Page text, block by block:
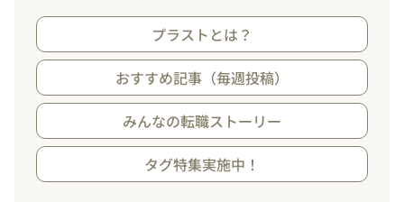
プラストとは？
おすすめ記事（毎週投稿）
みんなの転職ストーリー
タグ特集実施中！